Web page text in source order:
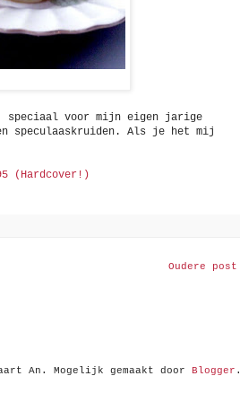
speciaal voor mijn eigen jarige
speculaaskruiden. Als je het mij
(Hardcover!)
Oudere post
An. Mogelijk gemaakt door Blogger .